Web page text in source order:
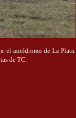
el autódromo de La Plata.
de TC.